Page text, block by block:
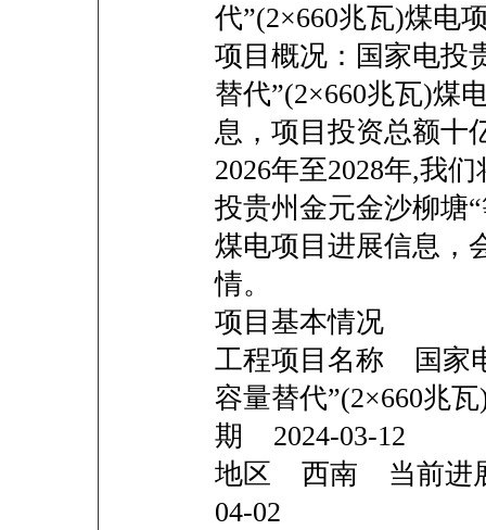
代”(2×660兆瓦)煤电
项目概况：国家电投
替代”(2×660兆瓦)煤
息，项目投资总额十
2026年至2028年,我
投贵州金元金沙柳塘
煤电项目进展信息，
情。
项目基本情况
工程项目名称 国家
容量替代”(2×660兆
期 2024-03-12
地区 西南 当前
04-02